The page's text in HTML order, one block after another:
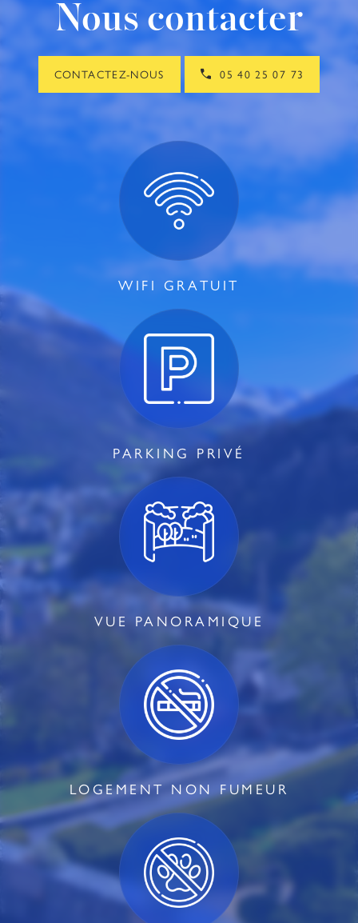
Nous contacter
CONTACTEZ-NOUS 05 40 25 07 73
WIFI GRATUIT
PARKING PRIVÉ
VUE PANORAMIQUE
LOGEMENT NON FUMEUR